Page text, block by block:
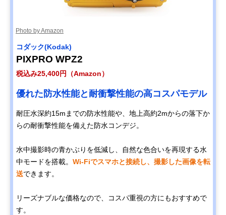
Photo by Amazon
コダック(Kodak)
PIXPRO WPZ2
税込み25,400円（Amazon）
優れた防水性能と耐衝撃性能の高コスパモデル
耐圧水深約15mまでの防水性能や、地上高約2mからの落下か
らの耐衝撃性能を備えた防水コンデジ。
水中撮影時の青かぶりを低減し、自然な色合いを再現する水
中モードを搭載。 Wi-Fiでスマホと接続し、撮影した画像を転
送できます。
リーズナブルな価格なので、コスパ重視の方にもおすすめで
す。